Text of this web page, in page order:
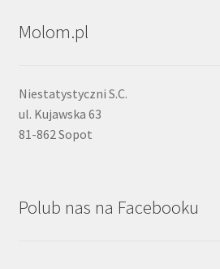
Molom.pl
Niestatystyczni S.C.
ul. Kujawska 63
81-862 Sopot
Polub nas na Facebooku